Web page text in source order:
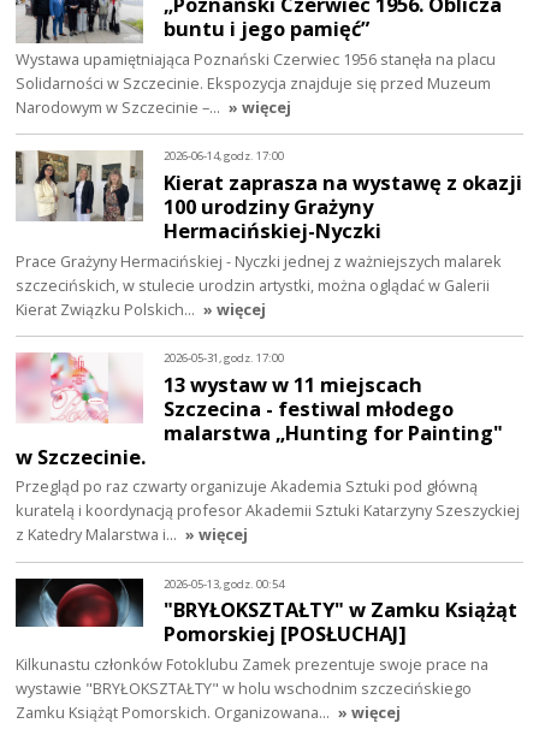
buntu i jego pamięć”
Wystawa upamiętniająca Poznański Czerwiec 1956 stanęła na placu
Solidarności w Szczecinie. Ekspozycja znajduje się przed Muzeum
Narodowym w Szczecinie –… » więcej
2026-06-14, godz. 17:00
Kierat zaprasza na wystawę z okazji
100 urodziny Grażyny
Hermacińskiej-Nyczki
Prace Grażyny Hermacińskiej - Nyczki jednej z ważniejszych malarek
szczecińskich, w stulecie urodzin artystki, można oglądać w Galerii
Kierat Związku Polskich… » więcej
2026-05-31, godz. 17:00
13 wystaw w 11 miejscach
Szczecina - festiwal młodego
malarstwa „Hunting for Painting"
w Szczecinie.
Przegląd po raz czwarty organizuje Akademia Sztuki pod główną
kuratelą i koordynacją profesor Akademii Sztuki Katarzyny Szeszyckiej
z Katedry Malarstwa i… » więcej
2026-05-13, godz. 00:54
"BRYŁOKSZTAŁTY" w Zamku Książąt
Pomorskiej [POSŁUCHAJ]
Kilkunastu członków Fotoklubu Zamek prezentuje swoje prace na
wystawie "BRYŁOKSZTAŁTY" w holu wschodnim szczecińskiego
Zamku Książąt Pomorskich. Organizowana… » więcej